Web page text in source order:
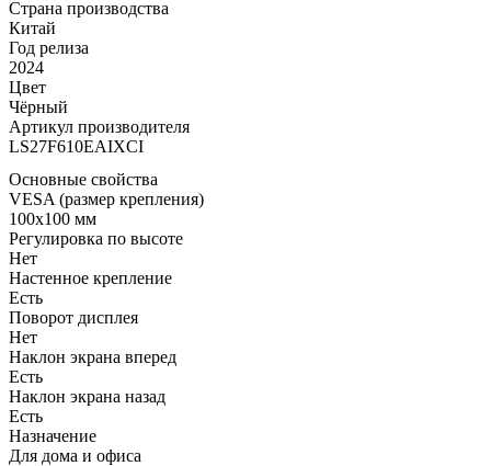
Страна производства
Китай
Год релиза
2024
Цвет
Чёрный
Артикул производителя
LS27F610EAIXCI
Основные свойства
VESA (размер крепления)
100x100 мм
Регулировка по высоте
Нет
Настенное крепление
Есть
Поворот дисплея
Нет
Наклон экрана вперед
Есть
Наклон экрана назад
Есть
Назначение
Для дома и офиса